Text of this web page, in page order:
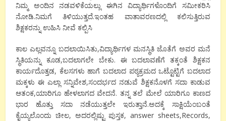
ನಿಮ್ಮ ಅಂದಿನ ನಡವಳಿಕೆಯಲ್ಲು ಈಗಿನ ವಿದ್ಯಾರ್ಥಿಗಳೊಂದಿಗೆ ಸಮೀಕರಿಸಿ
ನೋಡಿ.ನಿಮಗೆ ತಿಳಿಯುತ್ತದೆ.ಇಂತಹ ವಾತಾವರಣದಲ್ಲಿ ಕಲಿಸುತ್ತಿರುವ
ಶಿಕ್ಷಕರನ್ನು ಉಹಿಸಿ ನೀವೆ ಕಲ್ಪಿಸಿ
ಕಾಲ ಎಲ್ಲವನ್ನೂ ಬದಲಾಯಿಸಿತು,ವಿದ್ಯಾರ್ಥಿಗಳ ಮನಸ್ಥಿತಿ ಜೊತೆಗೆ ಅವರ ಮನೆ
ಸ್ಥಿತಿಯನ್ನು ಕೂಡ,ಬದಲಾಗಲೇ ಬೇಕು. ಈ ಬದಲಾವಣೆಗೆ ತಕ್ಕಂತೆ ಶಿಕ್ಷಕನ
ಕಾರ್ಯದೊತ್ತಡ, ಕೆಲಸಗಳು ಹಾಗೆ ಬದಲಾದ ಪಠ್ಯಕ್ರಮದ ಒಟ್ಟೊಟ್ಟಿಗೆ ಬದಲಾದ
ಮಕ್ಕಳು ಈ ಎಲ್ಲಾ ಸನ್ನಿವೇಶ,ಸಂದರ್ಭದ ನಡುವೆ ಶಿಕ್ಷಕನೊಳಗೆ ಸದಾ ಕಾಡುವ
ಆತಂಕ,ಯಾರಿಗೂ ಹೇಳಲಾಗದ ವೇದನೆ. ತನ್ನ ತಲೆ ಮೇಲೆ ಯಾರಿಗೂ ಕಾಣದ
ಭಾರ ಹೊತ್ತು ಸದಾ ನಡೆಯುತ್ತಲೇ ಇರುತ್ತಾನೆ.ಅದಕ್ಕೆ ಸಾಕ್ಷಿಯೆಂಬಂತೆ
ಕೈಯ್ಯಲೊಂದು ಚೀಲ, ಅದರಲ್ಲಿಷ್ಟು ಪುಸ್ತಕ, answer sheets,Records,